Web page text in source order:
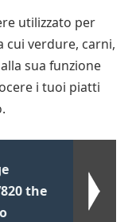
utilizzato per
cui verdure, carni,
sua funzione
i tuoi piatti
the